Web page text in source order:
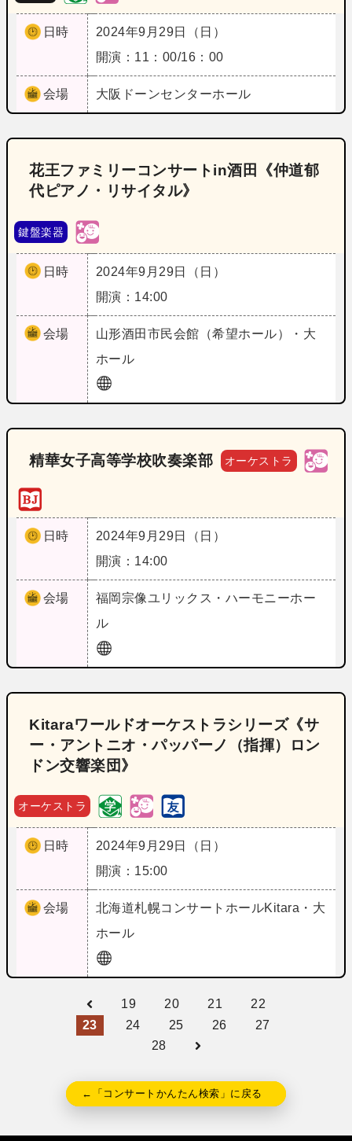
日時
2024年9月29日（日）
開演：11：00/16：00
会場 大阪 ドーンセンターホール
花王ファミリーコンサートin酒田《仲道郁
代ピアノ・リサイタル》
鍵盤楽器
日時
2024年9月29日（日）
開演：14:00
会場 山形酒田市民会館（希望ホール）・大
ホール
精華女子高等学校吹奏楽部 オーケストラ
日時
2024年9月29日（日）
開演：14:00
会場 福岡 宗像ユリックス・ハーモニーホー
ル
Kitaraワールドオーケストラシリーズ《サ
ー・アントニオ・パッパーノ（指揮）ロン
ドン交響楽団》
オーケストラ
日時
2024年9月29日（日）
開演：15:00
会場 北海道札幌コンサートホールKitara・大
ホール
19 20 21
22
23
24 25 26
27
28
←「コンサートかんたん検索」に戻る